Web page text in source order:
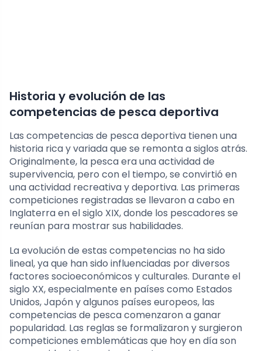
Historia y evolución de las
competencias de pesca deportiva
Las competencias de pesca deportiva tienen una
historia rica y variada que se remonta a siglos atrás.
Originalmente, la pesca era una actividad de
supervivencia, pero con el tiempo, se convirtió en
una actividad recreativa y deportiva. Las primeras
competiciones registradas se llevaron a cabo en
Inglaterra en el siglo XIX, donde los pescadores se
reunían para mostrar sus habilidades.
La evolución de estas competencias no ha sido
lineal, ya que han sido influenciadas por diversos
factores socioeconómicos y culturales. Durante el
siglo XX, especialmente en países como Estados
Unidos, Japón y algunos países europeos, las
competencias de pesca comenzaron a ganar
popularidad. Las reglas se formalizaron y surgieron
competiciones emblemáticas que hoy en día son